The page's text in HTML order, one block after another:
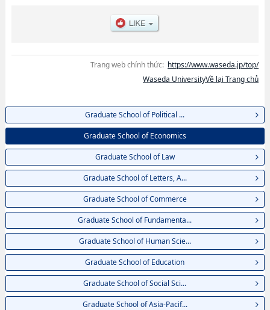
EngineeringhoặcGraduate School of Human ScienceshoặcGraduate
School of EducationhoặcGraduate School of Social ScienceshoặcGraduate
FinancehoặcGraduate School of AccountancyhoặcGraduate School of
Sport ScienceshoặcGraduate School of Creative Science and
EngineeringhoặcGraduate school of Advanced Science and
Communication Studies, thông tin về từng khoa nghiên cứu, thông tin liên
quan đến thi tuyển như số lượng tuyển sinh, số lượng trúng tuyển, cở sở
trang thiết bị, hướng dẫn địa điểm v.v...
Trang web chính thức: https://www.waseda.jp/top/
Waseda UniversityVề lại Trang chủ
Graduate School of Political ...
Graduate School of Economics
Graduate School of Law
Graduate School of Letters, A...
Graduate School of Commerce
Graduate School of Fundamenta...
Graduate School of Human Scie...
Graduate School of Education
Graduate School of Social Sci...
Graduate School of Asia-Pacif...